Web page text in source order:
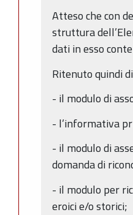
Atteso che con
struttura
dati in esso
Ritenuto quindi
- il modulo di
- l’informativa
- il modulo di
domanda di
- il modulo per
eroici e/o storici;